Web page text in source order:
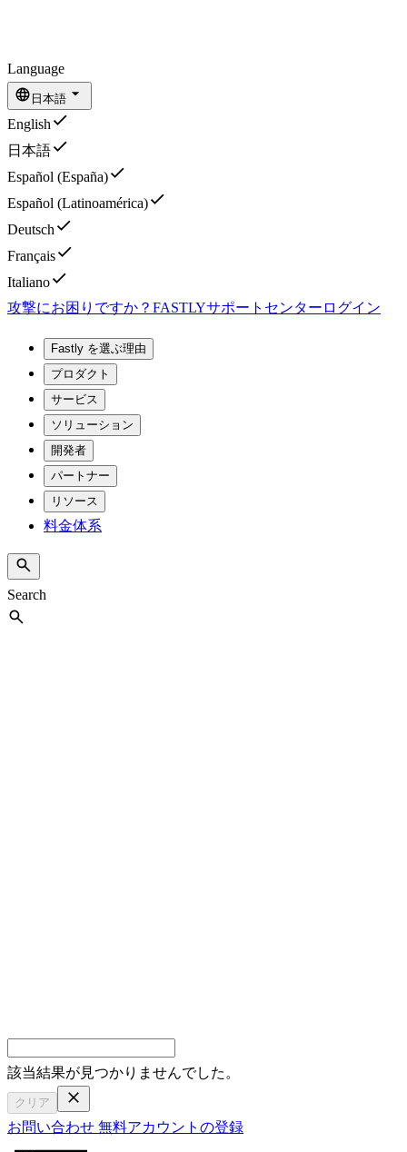
Language
日本語
English
日本語
Español (España)
Español (Latinoamérica)
Deutsch
Français
Italiano
攻撃にお困りですか？ FASTLYサポートセンター ログイン
Fastly を選ぶ理由
プロダクト
サービス
ソリューション
開発者
パートナー
リソース
料金体系
Search
該当結果が見つかりませんでした。
クリア
お問い合わせ 無料アカウントの登録